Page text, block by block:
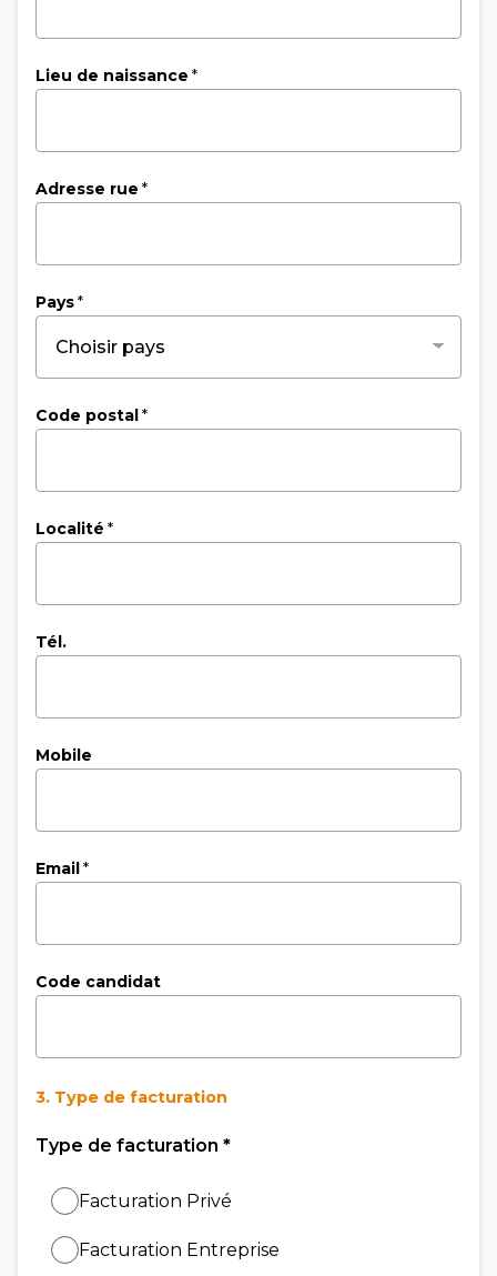
Lieu de naissance *
Adresse rue *
Pays*
Code postal *
Localité *
Tél.
Mobile
Email *
Code candidat
3. Type de facturation
Type de facturation *
Facturation Privé
Facturation Entreprise